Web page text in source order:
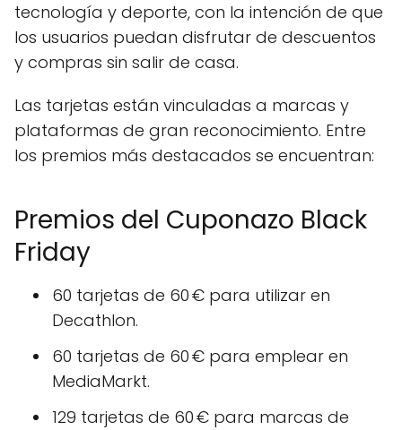
tecnología y deporte, con la intención de que
los usuarios puedan disfrutar de descuentos
y compras sin salir de casa.
Las tarjetas están vinculadas a marcas y
plataformas de gran reconocimiento. Entre
los premios más destacados se encuentran:
Premios del Cuponazo Black
Friday
60 tarjetas de 60 € para utilizar en
Decathlon.
60 tarjetas de 60 € para emplear en
MediaMarkt.
129 tarjetas de 60 € para marcas de